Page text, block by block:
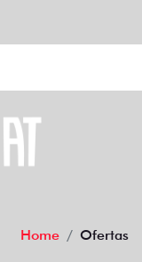
Home Ofertas